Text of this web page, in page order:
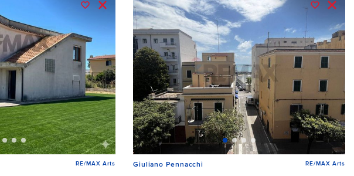
RE/MAX Arts Giuliano Pennacchi RE/MAX Arts